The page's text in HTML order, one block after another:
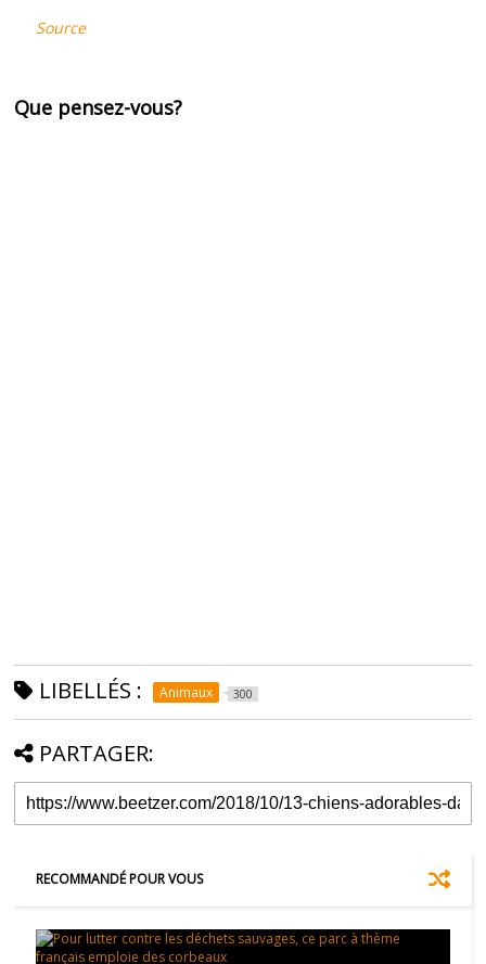
Source
Que pensez-vous?
LIBELLÉS : Animaux 300
PARTAGER:
RECOMMANDÉ POUR VOUS